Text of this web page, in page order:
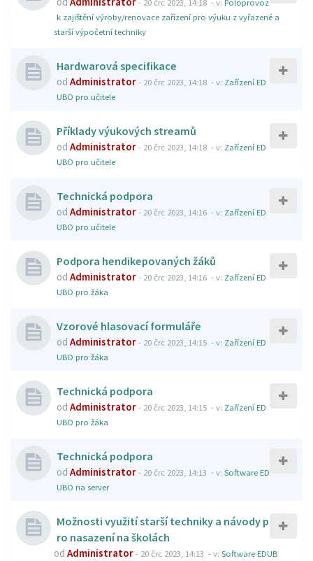
k zajištění výroby/renovace zařízení pro výuku z vyřazené a
starší výpočetní techniky
Hardwarová specifikace
od Administrator- 20 črc 2023, 14:18 - v: Zařízení ED
UBO pro učitele
Příklady výukových streamů
od Administrator- 20 črc 2023, 14:18 - v: Zařízení ED
UBO pro učitele
Technická podpora
od Administrator- 20 črc 2023, 14:16 - v: Zařízení ED
UBO pro učitele
Podpora hendikepovaných žáků
od Administrator- 20 črc 2023, 14:16 - v: Zařízení ED
UBO pro žáka
Vzorové hlasovací formuláře
od Administrator- 20 črc 2023, 14:15 - v: Zařízení ED
UBO pro žáka
Technická podpora
od Administrator- 20 črc 2023, 14:15 - v: Zařízení ED
UBO pro žáka
Technická podpora
od Administrator- 20 črc 2023, 14:13 - v: Software ED
UBO na server
Možnosti využití starší techniky a návody p
ro nasazení na školách
od Administrator- 20 črc 2023, 14:13 - v: Software EDUB